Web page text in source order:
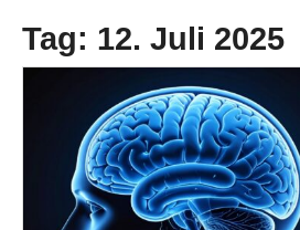
Tag: 12. Juli 2025